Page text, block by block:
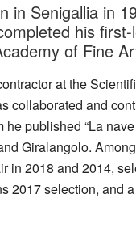
in Senigallia in
his
of Fine
at the
collaborated and
published “La
Giralangolo.
in 2018 and 2014,
2017 selection, and